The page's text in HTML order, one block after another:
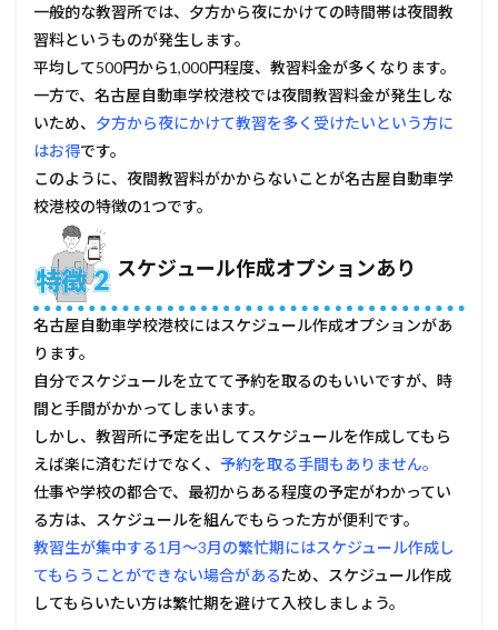
4.1
夜間
通う
こと
が多
い方
4.2
無料
託児
所を
利用
した
い方
5
ット
がな
い
他所
に相
談し
た方
がい
い人
5.1
短期
一般的な教習所では、夕方から夜にかけての時間帯は夜間教
習料というものが発生します。
平均して500円から1,000円程度、教習料金が多くなります。
一方で、名古屋自動車学校港校では夜間教習料金が発生しな
いため、 夕方から夜にかけて教習を多く受けたいという方に
はお得です。
このように、夜間教習料がかからないことが名古屋自動車学
校港校の特徴の1つです。
スケジュール作成オプションあり
名古屋自動車学校港校にはスケジュール作成オプションがあ
ります。
自分でスケジュールを立てて予約を取るのもいいですが、時
間と手間がかかってしまいます。
しかし、教習所に予定を出してスケジュールを作成してもら
えば楽に済むだけでなく、 予約を取る手間もありません。
仕事や学校の都合で、最初からある程度の予定がわかってい
る方は、スケジュールを組んでもらった方が便利です。
教習生が集中する1月～3月の繁忙期にはスケジュール作成し
てもらうことができない場合があるため、スケジュール作成
してもらいたい方は繁忙期を避けて入校しましょう。